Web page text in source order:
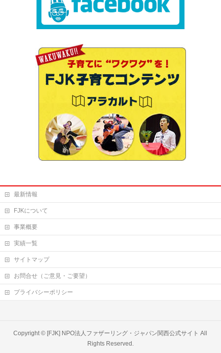
最新情報
FJKについて
事業概要
実績一覧
サイトマップ
お問合せ（ご意見・ご要望）
プライバシーポリシー
Copyright © [FJK] NPO法人ファザーリング・ジャパン関西公式サイト All
Rights Reserved.